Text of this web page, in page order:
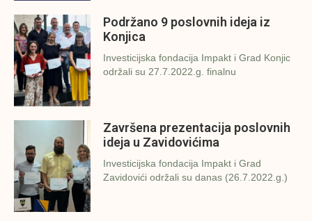
Podržano 9 poslovnih ideja iz
Konjica
Investicijska fondacija Impakt i Grad Konjic
održali su 27.7.2022.g. finalnu
Završena prezentacija poslovnih
ideja u Zavidovićima
Investicijska fondacija Impakt i Grad
Zavidovići održali su danas (26.7.2022.g.)